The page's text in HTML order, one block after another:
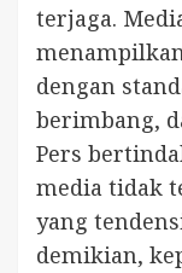
terjaga.
dengan
berimbang,
Pers
media tidak
yang
demikian,